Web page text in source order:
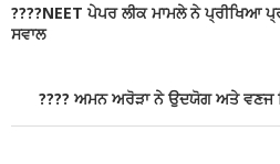
????NEET ਪੇਪਰ ਲੀਕ ਮਾਮਲੇ ਨੇ ਪ੍ਰੀਖਿਆ
ਸਵਾਲ
???? ਅਮਨ ਅਰੋੜਾ ਨੇ ਉਦਯੋਗ ਅਤੇ ਵਣਜ